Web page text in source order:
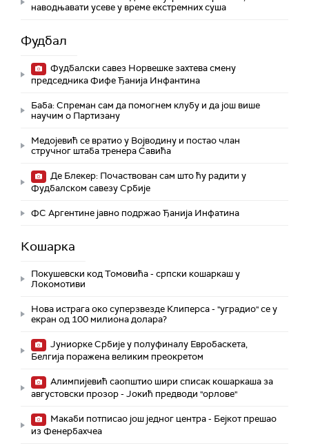
наводњавати усеве у време екстремних суша
Фудбал
Фудбалски савез Норвешке захтева смену
председника Фифе Ђанија Инфантина
Баба: Спреман сам да помогнем клубу и да још више
научим о Партизану
Медојевић се вратио у Војводину и постао члан
стручног штаба тренера Савића
Де Блекер: Почаствован сам што ћу радити у
Фудбалском савезу Србије
ФС Аргентине јавно подржао Ђанија Инфатина
Кошарка
Покушевски код Томовића - српски кошаркаш у
Локомотиви
Нова истрага око суперзвезде Клиперса - "уградио" се у
екран од 100 милиона долара?
Јуниорке Србије у полуфиналу Евробаскета,
Белгија поражена великим преокретом
Алимпијевић саопштио шири списак кошаркаша за
августовски прозор - Јокић предводи "орлове"
Макаби потписао још једног центра - Бејкот прешао
из Фенербахчеа